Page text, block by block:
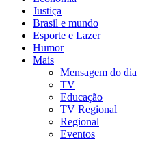
Justiça
Brasil e mundo
Esporte e Lazer
Humor
Mais
Mensagem do dia
TV
Educação
TV Regional
Regional
Eventos